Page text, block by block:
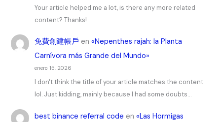
Your article helped me a lot, is there any more related
content? Thanks!
免費創建帳戶 en «Nepenthes rajah: la Planta
Carnívora más Grande del Mundo»
enero 15, 2026
I don't think the title of your article matches the content
lol. Just kidding, mainly because I had some doubts…
best binance referral code en «Las Hormigas